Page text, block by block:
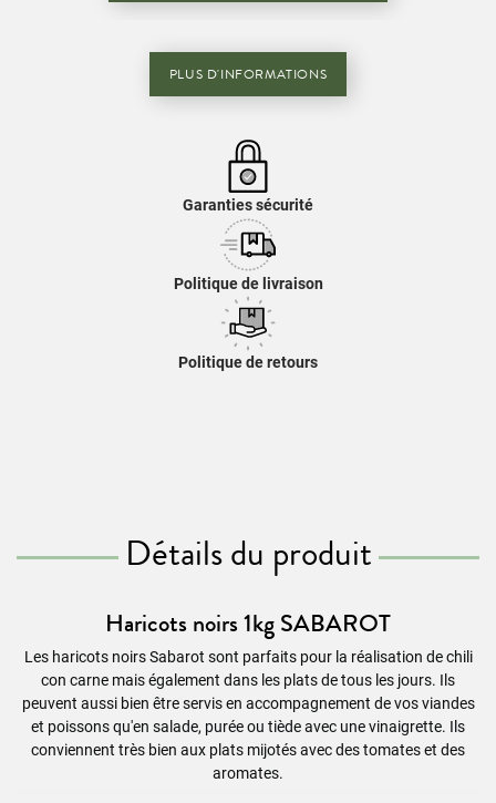
PLUS D'INFORMATIONS
Garanties sécurité
Politique de livraison
Politique de retours
Détails du produit
Haricots noirs 1kg SABAROT
Les haricots noirs Sabarot sont parfaits pour la réalisation de chili
con carne mais également dans les plats de tous les jours. Ils
peuvent aussi bien être servis en accompagnement de vos viandes
et poissons qu'en salade, purée ou tiède avec une vinaigrette. Ils
conviennent très bien aux plats mijotés avec des tomates et des
aromates.